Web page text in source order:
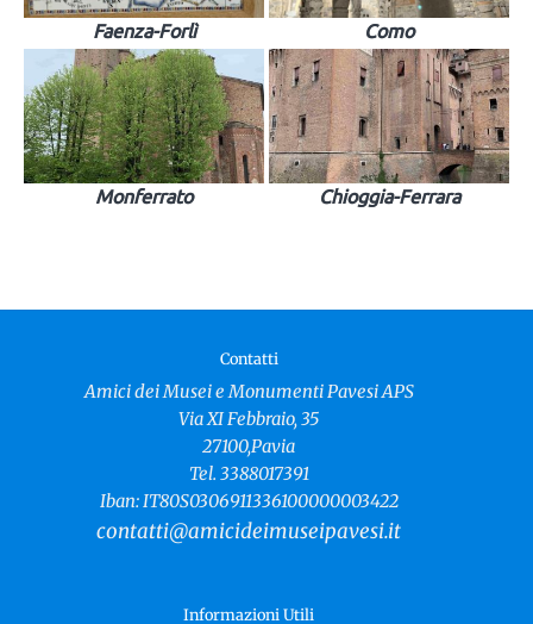
Faenza-Forlì Como
Monferrato Chioggia-Ferrara
Contatti
Amici dei Musei e Monumenti Pavesi APS
Via XI Febbraio, 35
27100,Pavia
Tel. 3388017391
Iban: IT80S0306911336100000003422
contatti@amicideimuseipavesi.it
Informazioni Utili